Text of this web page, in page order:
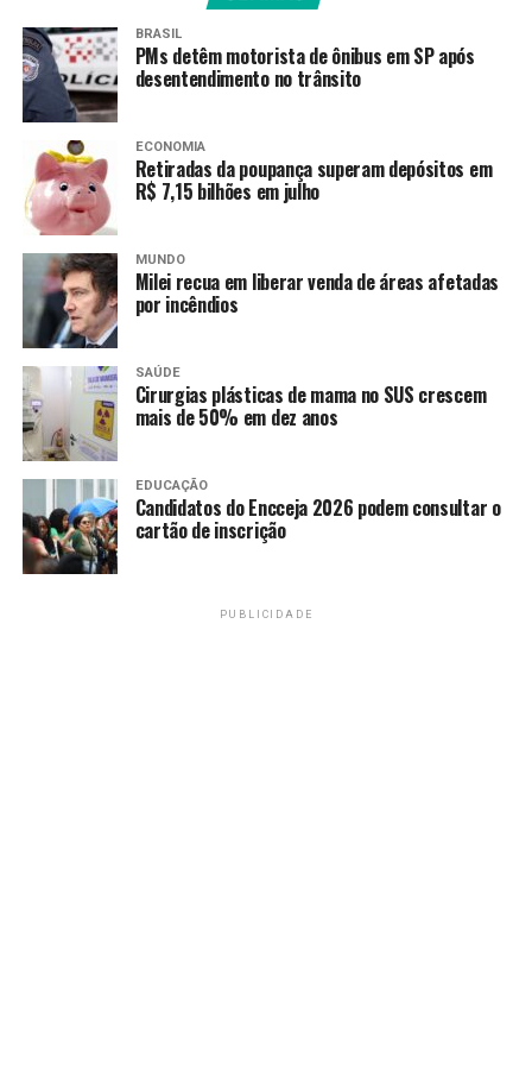
BRASIL
PMs detêm motorista de ônibus em SP após
desentendimento no trânsito
ECONOMIA
Retiradas da poupança superam depósitos em
R$ 7,15 bilhões em julho
MUNDO
Milei recua em liberar venda de áreas afetadas
por incêndios
SAÚDE
Cirurgias plásticas de mama no SUS crescem
mais de 50% em dez anos
EDUCAÇÃO
Candidatos do Encceja 2026 podem consultar o
cartão de inscrição
PUBLICIDADE